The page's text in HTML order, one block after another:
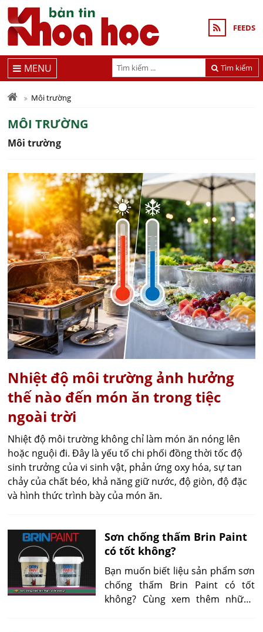
FEEDS
Tìm kiếm
MENU
Môi trường
MÔI TRƯỜNG
Môi trường
Nhiệt độ môi trường ảnh hưởng
thế nào đến món ăn trong tiệc
ngoài trời
Nhiệt độ môi trường không chỉ làm món ăn nóng lên
hoặc nguội đi. Đây là yếu tố chi phối đồng thời tốc độ
sinh trưởng của vi sinh vật, phản ứng oxy hóa, sự tan
chảy của chất béo, khả năng giữ nước, độ giòn, độ đặc
và hình thức trình bày của món ăn.
Sơn chống thấm Brin Paint
có tốt không?
Bạn muốn biết liệu sản phẩm sơn
chống thấm Brin Paint có tốt
không? Cùng xem thêm những